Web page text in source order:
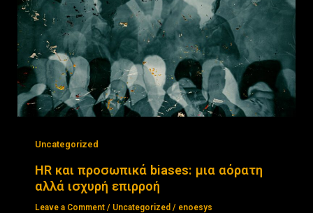
Uncategorized
HR και προσωπικά biases: μια αόρατη
αλλά ισχυρή επιρροή
Leave a Comment / Uncategorized / enoesys